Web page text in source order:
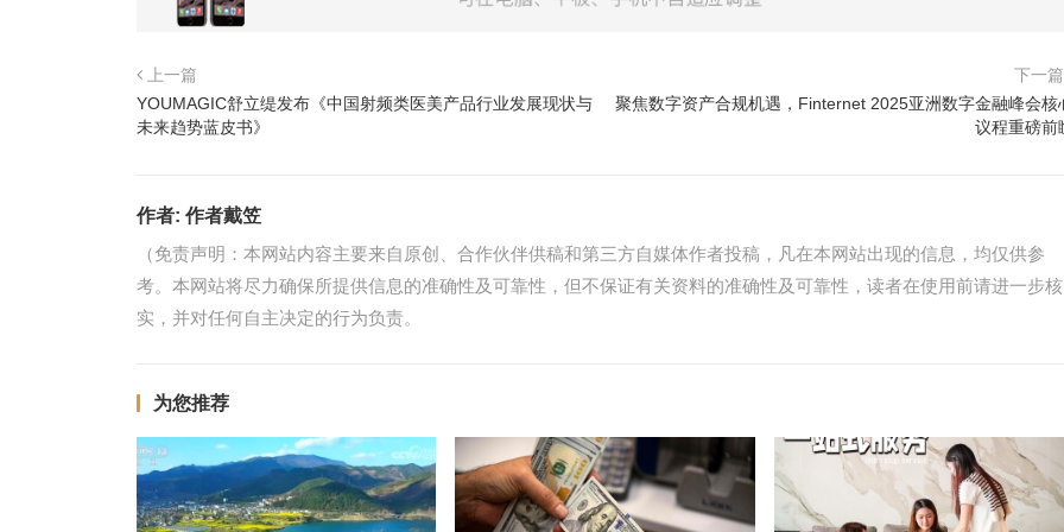
上一篇
YOUMAGIC舒立缇发布《中国射频类医美产品行业发展现状与
未来趋势蓝皮书》
下一篇
聚焦数字资产合规机遇，Finternet 2025亚洲数字金融峰会核
议程重磅前
作者: 作者戴笠
（免责声明：本网站内容主要来自原创、合作伙伴供稿和第三方自媒体作者投稿，凡在本网站出现的信息，均仅供参
考。本网站将尽力确保所提供信息的准确性及可靠性，但不保证有关资料的准确性及可靠性，读者在使用前请进一步核
实，并对任何自主决定的行为负责。
为您推荐